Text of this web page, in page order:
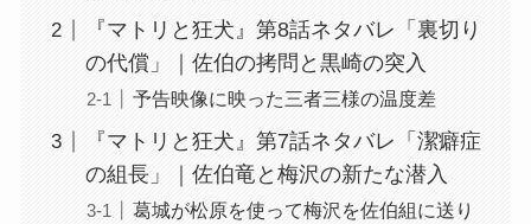
『マトリと狂犬』第8話ネタバレ「裏切り
の代償」｜佐伯の拷問と黒崎の突入
予告映像に映った三者三様の温度差
『マトリと狂犬』第7話ネタバレ「潔癖症
の組長」｜佐伯竜と梅沢の新たな潜入
葛城が松原を使って梅沢を佐伯組に送り